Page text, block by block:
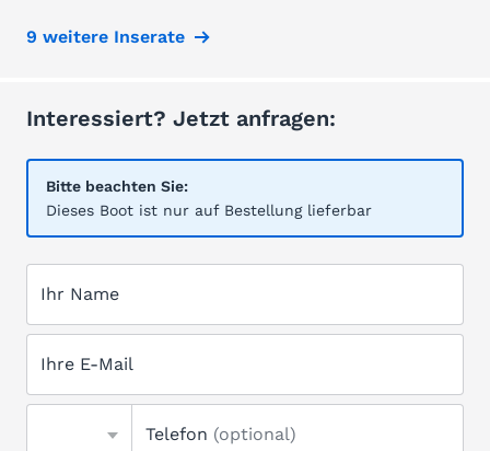
9 weitere Inserate
Interessiert? Jetzt anfragen:
Bitte beachten Sie:
Dieses Boot ist nur auf Bestellung lieferbar
Ihr Name
Ihre E-Mail
Telefon (optional)